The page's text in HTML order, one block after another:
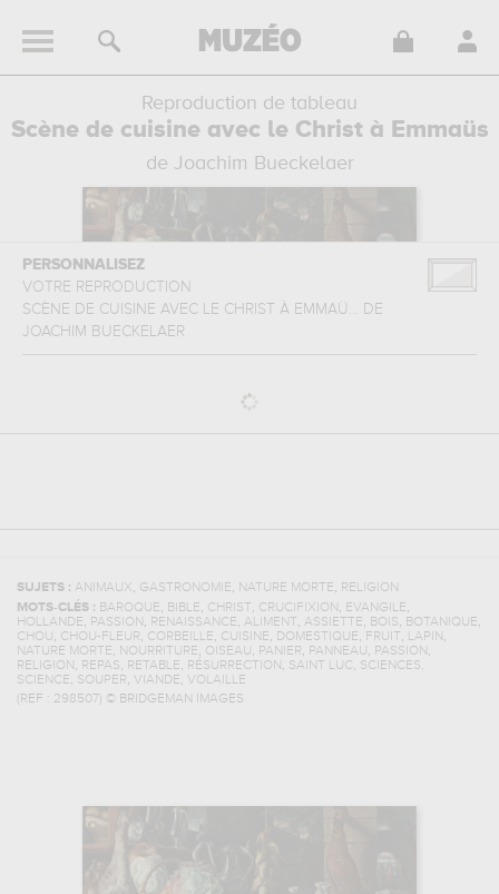
Reproduction de tableau
Scène de cuisine avec le Christ à Emmaüs
de Joachim Bueckelaer
PERSONNALISEZ
VOTRE REPRODUCTION
SCÈNE DE CUISINE AVEC LE CHRIST À EMMAÜ... DE
JOACHIM BUECKELAER
SUJETS : ANIMAUX, GASTRONOMIE, NATURE MORTE, RELIGION
MOTS-CLÉS : BAROQUE, BIBLE, CHRIST, CRUCIFIXION , EVANGILE,
HOLLANDE, PASSION , RENAISSANCE, ALIMENT, ASSIETTE, BOIS, BOTANIQUE,
CHOU, CHOU-FLEUR, CORBEILLE, CUISINE, DOMESTIQUE, FRUIT, LAPIN ,
NATURE MORTE, NOURRITURE, OISEAU, PANIER, PANNEAU, PASSION ,
RELIGION , REPAS, RETABLE, RÉSURRECTION , SAINT LUC , SCIENCES,
SCIENCE, SOUPER, VIANDE, VOLAILLE
(REF : 298507) © BRIDGEMAN IMAGES